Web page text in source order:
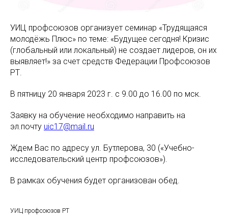
УИЦ профсоюзов организует семинар «Трудящаяся
молодёжь Плюс» по теме: «Будущее сегодня! Кризис
(глобальный или локальный) не создает лидеров, он их
выявляет!» за счет средств Федерации Профсоюзов
РТ.
В пятницу 20 января 2023 г. с 9.00 до 16.00 по мск.
Заявку на обучение необходимо направить на
эл.почту uic17@mail.ru
Ждем Вас по адресу ул. Бутлерова, 30 («Учебно-
исследовательский центр профсоюзов»).
В рамках обучения будет организован обед.
УИЦ профсоюзов РТ